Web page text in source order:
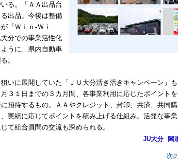
る。「ＡＡ出品台
出品。今後は整備
『Ｗｉｎ‐Ｗｉ
分での事業活性化
うに、県内自動車
。
いに展開していた「ＪＵ大分活き活きキャンペーン」
３１日までの３カ月間、各事業利用に応じたポイント
招待するもの。ＡＡやクレジット、封印、共済、共同
実績に応じてポイントを積み上げる仕組み。活発な事
て組合員間の交流も深められる。
JU大分 関
次